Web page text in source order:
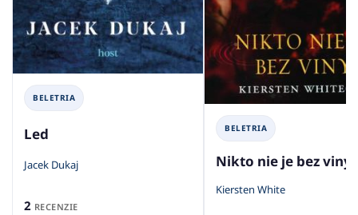
BELETRIA
Led
Jacek Dukaj
2 RECENZIE
BELETRIA
Nikto nie je bez viny
Kiersten White